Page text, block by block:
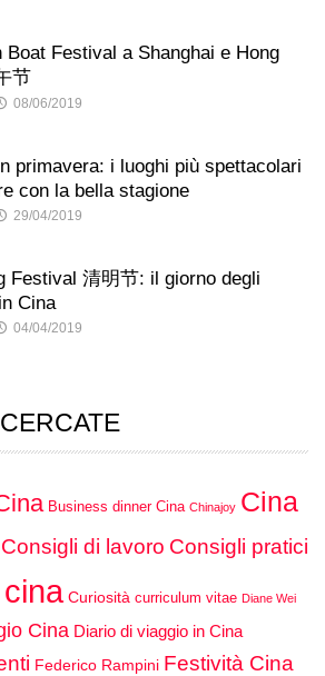
Boat Festival a Shanghai e Hong
节
08/06/2019
primavera: i luoghi più spettacolari
con la bella stagione
29/04/2019
Festival 清明节: il giorno degli
Cina
04/04/2019
Business dinner Cina Chinajoy Cina
Consigli di lavoro Consigli pratici
Curiosità curriculum vitae Diane Wei
Cina Diario di viaggio in Cina
Federico Rampini Festività Cina